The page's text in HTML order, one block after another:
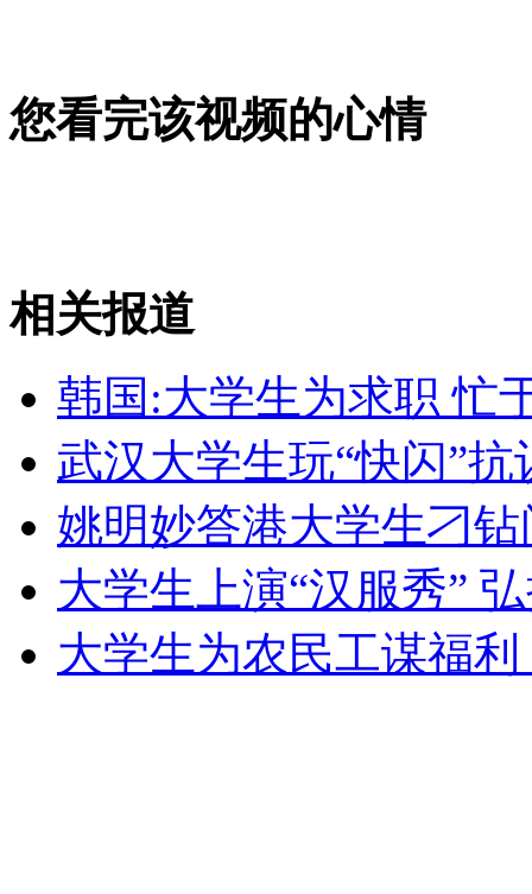
外交部：有关国家言论片面不公正
安徽一实载49人客车翻车
您看完该视频的心情
相关报道
韩国:大学生为求职 忙
武汉大学生玩“快闪”
姚明妙答港大学生刁
大学生上演“汉服秀”
大学生为农民工谋福